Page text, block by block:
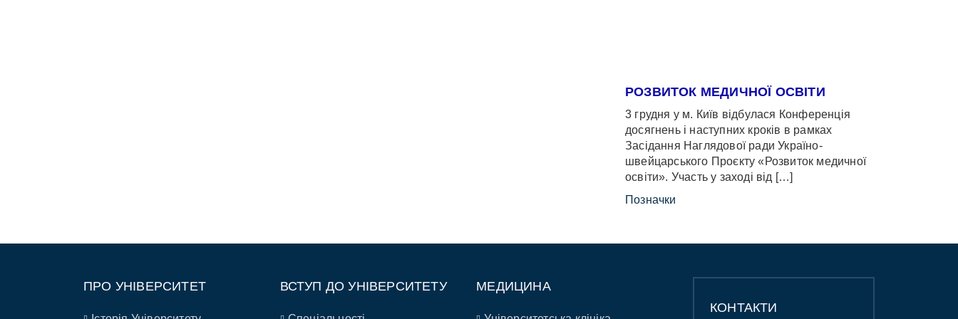
РОЗВИТОК МЕДИЧНОЇ ОСВІТИ
3 грудня у м. Київ відбулася Конференція
досягнень і наступних кроків в рамках
Засідання Наглядової ради Україно-
швейцарського Проєкту «Розвиток медичної
освіти». Участь у заході від […]
Позначки
ПРО УНІВЕРСИТЕТ ВСТУП ДО УНІВЕРСИТЕТУ МЕДИЦИНА
КОНТАКТИ